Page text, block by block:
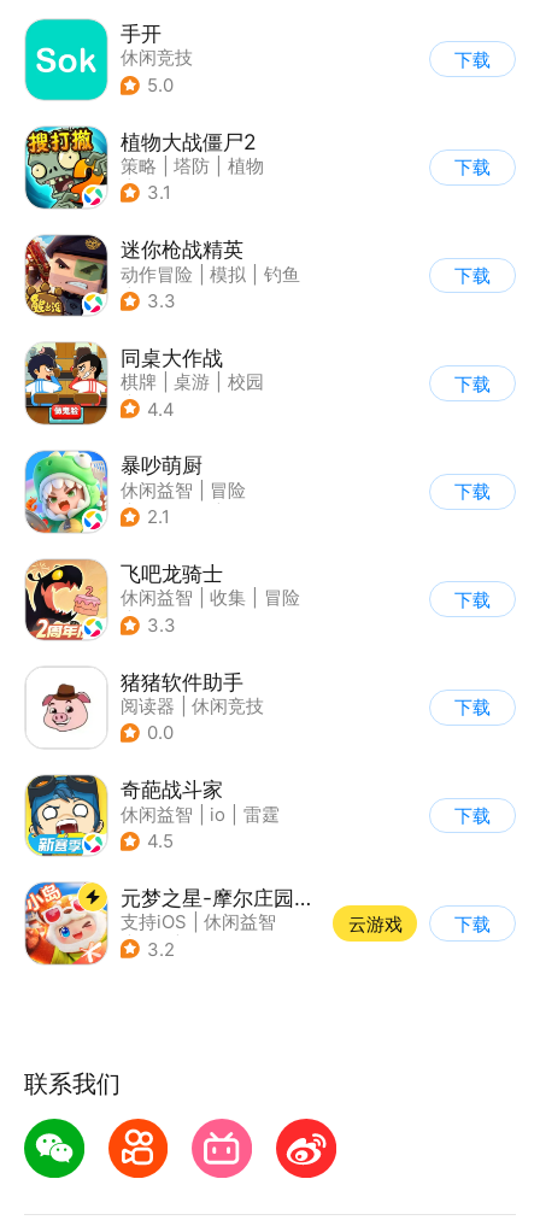
手开
休闲竞技
5.0
下载
植物大战僵尸2
策略 塔防
植物
| 植物大战僵尸
3.1
下载
迷你枪战精英
动作冒险 模拟
钓鱼
| 战术竞技
3.3
下载
同桌大作战
棋牌 桌游
校园
| 卡通
4.4
下载
暴吵萌厨
休闲益智
冒险
| 派对游戏
2.1
下载
飞吧龙骑士
休闲益智 收集
冒险
| 宠物
3.3
下载
猪猪软件助手
阅读器
休闲竞技
0.0
下载
奇葩战斗家
休闲益智 io
雷霆
4.5
下载
元梦之星-摩尔庄园联动
支持iOS
休闲益智
| PvP
3.2
云游戏 下载
联系我们